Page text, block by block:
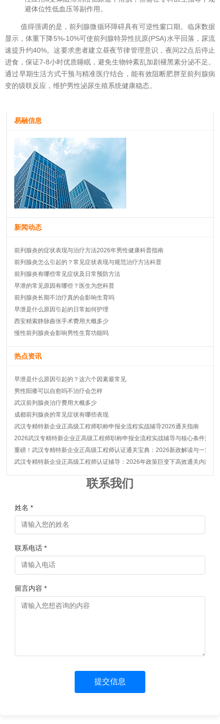
避体位性低血压等副作用。
值得强调的是，前列腺微循环障碍具有可逆性窗口期。临床数据
显示，体重下降5%-10%可使前列腺特异性抗原(PSA)水平回落，尿流
速提升约40%。这要求患者建立昼夜节律管理意识，夜间22点后停止
进食，保证7-8小时优质睡眠，避免生物钟紊乱加剧褪黑素分泌不足。
通过早期生活方式干预与精准医疗结合，能有效阻断肥胖至前列腺病
变的级联反应，维护男性泌尿生殖系统健康稳态。
易融信息
新闻动态
前列腺炎的症状表现与治疗方法2026年男性健康科普指南
前列腺炎怎么引起的？常见症状表现与规范治疗方法科普
前列腺炎有哪些常见症状及日常预防方法
早泄的常见原因有哪些？医生为您科普
前列腺炎长期不治疗真的会影响生育吗
早泄是什么原因引起的日常如何护理
西安精索静脉曲张手术费用大概多少
慢性前列腺炎会影响男性生育功能吗
热点资讯
早泄是什么原因引起的？这六个因素最常见
男性阳痿可以自愈吗不治疗会怎样
武汉前列腺炎治疗费用大概多少
成都前列腺炎的常见症状有哪些表现
武汉专精特新企业正高级工程师职称申报全流程实战辅导2026通关指南
2026武汉专精特新企业正高级工程师职称申报全流程实战辅导与核心条件深度
重磅！武汉专精特新企业正高级工程师认证通关宝典：2026新政解读与一对一
武汉专精特新企业正高级工程师认证辅导：2026年政策巨变下高效通关内部秘
联系我们
姓名 *
联系电话 *
留言内容 *
提交信息